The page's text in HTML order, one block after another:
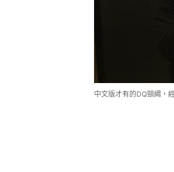
中文版才有的DQ頸繩，